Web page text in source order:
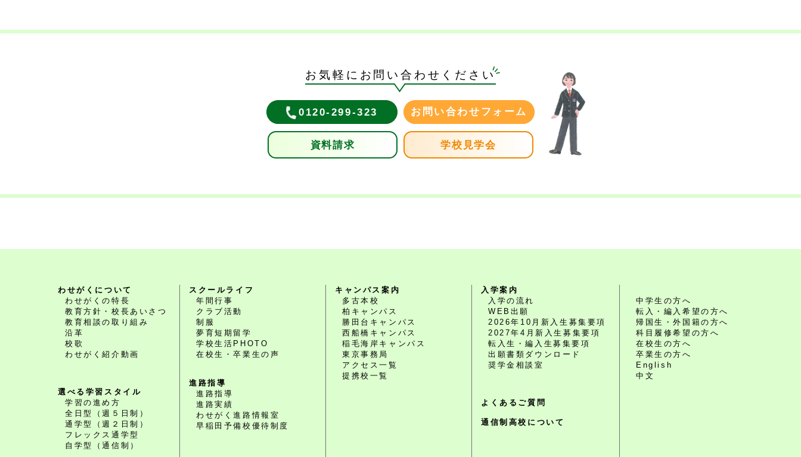
お気軽にお問い合わせください
0120-299-323 お問い合わせフォーム
資料請求 学校見学会
わせがくについて
わせがくの特長
教育方針・校長あいさつ
教育相談の取り組み
沿革
校歌
わせがく紹介動画
選べる学習スタイル
学習の進め方
全日型（週５日制）
通学型（週２日制）
フレックス通学型
自学型（通信制）
スクールライフ
年間行事
クラブ活動
制服
夢育短期留学
学校生活PHOTO
在校生・卒業生の声
進路指導
進路指導
進路実績
わせがく進路情報室
早稲田予備校優待制度
キャンパス案内
多古本校
柏キャンパス
勝田台キャンパス
西船橋キャンパス
稲毛海岸キャンパス
東京事務局
アクセス一覧
提携校一覧
入学案内
入学の流れ
WEB出願
2026年10月新入生募集要項
2027年4月新入生募集要項
転入生・編入生募集要項
出願書類ダウンロード
奨学金相談室
よくあるご質問
通信制高校について
中学生の方へ
転入・編入希望の方へ
帰国生・外国籍の方へ
科目履修希望の方へ
在校生の方へ
卒業生の方へ
English
中文